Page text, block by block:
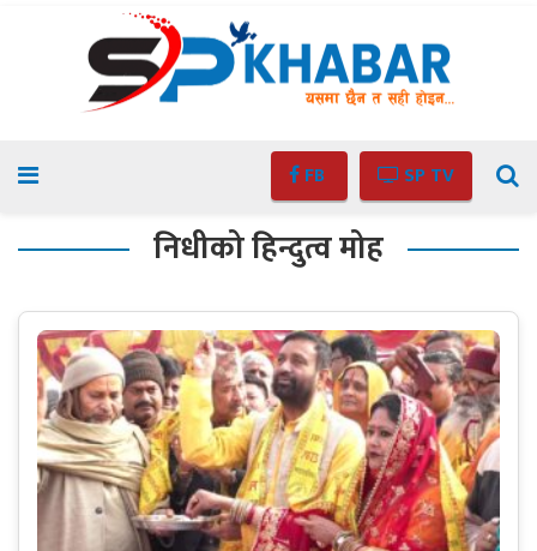
FB SP TV
निधीको हिन्दुत्व मोह